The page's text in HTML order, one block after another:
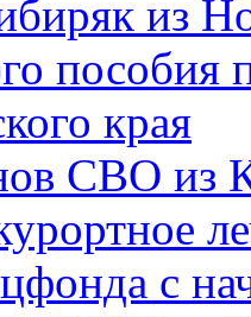
из
пособия
края
СВО из
с